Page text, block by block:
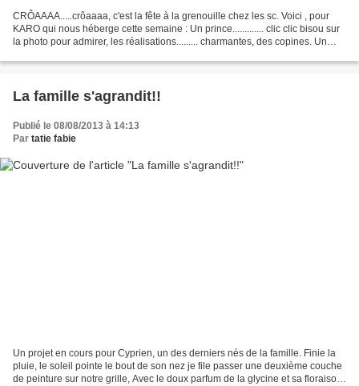
CRÔAAAA.....crôaaaa, c'est la fête à la grenouille chez les sc. Voici , pour
KARO qui nous héberge cette semaine : Un prince............. clic clic bisou sur
la photo pour admirer, les réalisations......... charmantes, des copines. Un
La famille s'agrandit!!
Publié le 08/08/2013 à 14:13
Par tatie fabie
Un projet en cours pour Cyprien, un des derniers nés de la famille. Finie la
pluie, le soleil pointe le bout de son nez je file passer une deuxième couche
de peinture sur notre grille, Avec le doux parfum de la glycine et sa floraison